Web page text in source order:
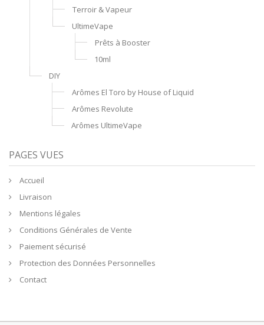
Terroir & Vapeur
UltimeVape
Prêts à Booster
10ml
DIY
Arômes El Toro by House of Liquid
Arômes Revolute
Arômes UltimeVape
PAGES VUES
Accueil
Livraison
Mentions légales
Conditions Générales de Vente
Paiement sécurisé
Protection des Données Personnelles
Contact